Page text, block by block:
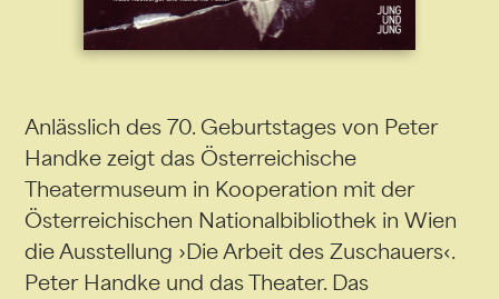
Anlässlich des 70. Geburtstages von Peter
Handke zeigt das Österreichische
Theatermuseum in Kooperation mit der
Österreichischen Nationalbibliothek in Wien
die Ausstellung ›Die Arbeit des Zuschauers‹.
Peter Handke und das Theater. Das